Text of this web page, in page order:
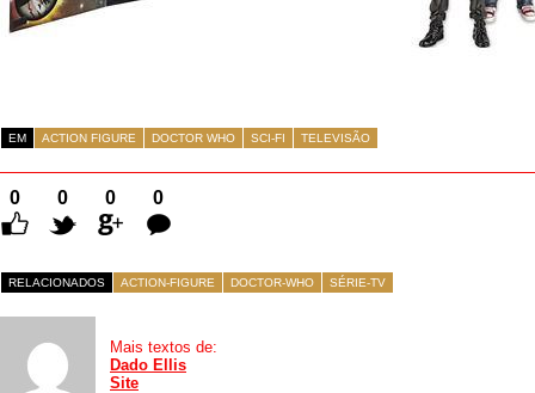
EM ACTION FIGURE DOCTOR WHO SCI-FI TELEVISÃO
0 0 0
0
Comentários
RELACIONADOS ACTION-FIGURE DOCTOR-WHO SÉRIE-TV
Mais textos de:
Dado Ellis
Site